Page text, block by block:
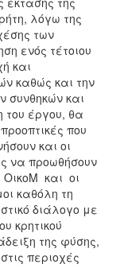
λόγω της
των
ενός τέτοιου
και
καθώς και την
συνθηκών και
του έργου, θα
που
και οι
να προωθήσουν
και οι
καθόλη τη
διάλογο με
κρητικού
της φύσης,
περιοχές